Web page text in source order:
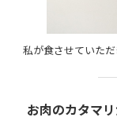
私が食させていた
お肉のカタマ